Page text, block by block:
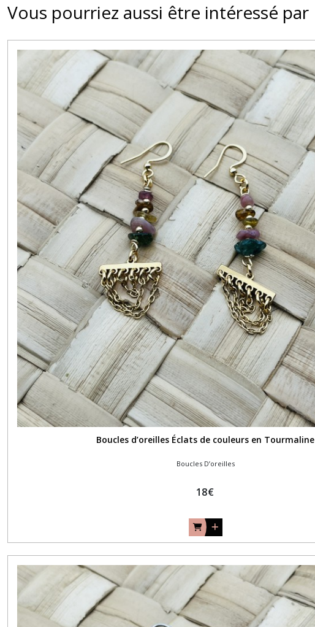
Vous pourriez aussi être intéressé par
Boucles d’oreilles Éclats de couleurs en Tourmaline
Boucles D’oreilles
18€